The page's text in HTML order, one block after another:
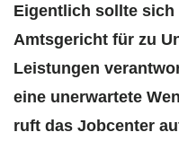
Eigentlich sollte sich
Amtsgericht für zu
Leistungen
eine unerwartete
ruft das Jobcenter